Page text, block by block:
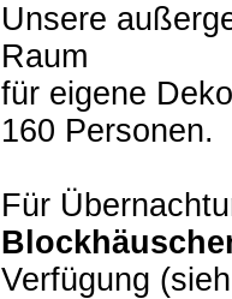
Unsere
Raum
für eigene
160 Personen.
Für
Verfügung